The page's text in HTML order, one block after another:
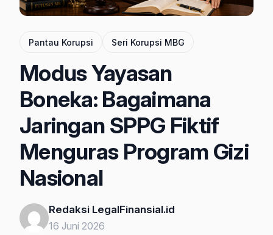
Pantau Korupsi Seri Korupsi MBG
Modus Yayasan
Boneka: Bagaimana
Jaringan SPPG Fiktif
Menguras Program Gizi
Nasional
Redaksi LegalFinansial.id
16 Juni 2026